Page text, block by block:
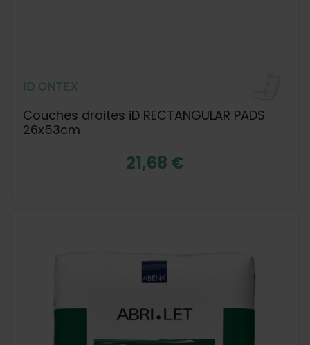
ID ONTEX
Couches droites iD RECTANGULAR PADS
26x53cm
21,68 €